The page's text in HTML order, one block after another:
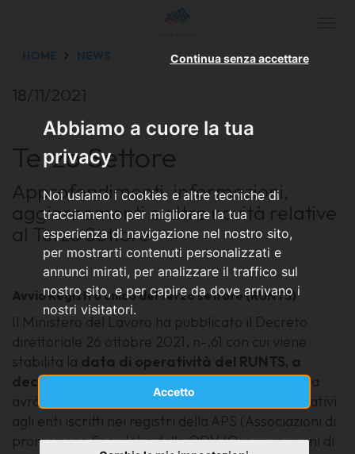
Abbiamo a cuore la tua
privacy
Noi usiamo i cookies e altre tecniche di
tracciamento per migliorare la tua
esperienza di navigazione nel nostro sito,
per mostrarti contenuti personalizzati e
annunci mirati, per analizzare il traffico sul
nostro sito, e per capire da dove arrivano i
nostri visitatori.
Accetto
Continua senza accettare
HOME NEWS
18/11/2021
Terzo Settore
Approfondimenti, informazioni,
aggiornamenti e altre novità relative
al Terzo Settore
Avvio Registro unico del terzo settore (RUNTS)
Il Ministero del Lavoro ha pubblicato il Decreto
direttoriale 26 ottobre 2021, n-.61 con cui viene
stabilita la data di operatività del RUNTS, a
decorrere dal 23 novembre 2021. Da tale data
avrà inizio il trasferimento al RUNTS dei dati relativi
agli enti iscritti nei registri della APS (Associazioni di
promozione Sociale) e delle ODV (Organizzazioni di